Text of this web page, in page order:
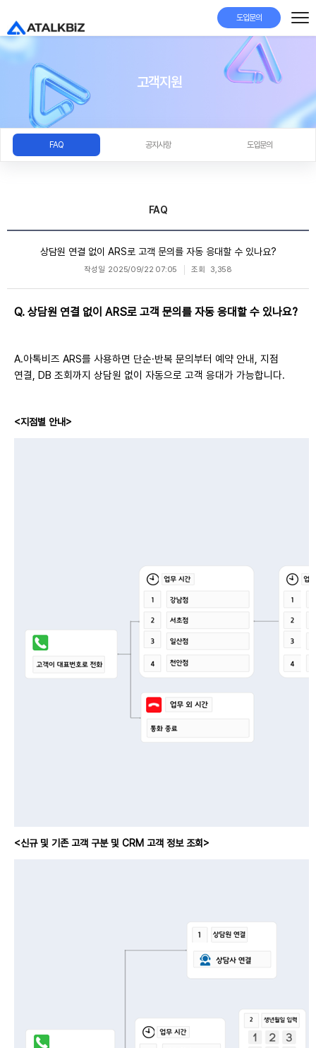
도입문의
고객지원
FAQ 공지사항 도입문의
FAQ
상담원 연결 없이 ARS로 고객 문의를 자동 응대할 수 있나요?
작성일 2025/09/22 07:05 조회 3,358
Q. 상담원 연결 없이 ARS로 고객 문의를 자동 응대할 수 있나요?
A.아톡비즈 ARS를 사용하면 단순·반복 문의부터 예약 안내, 지점
연결, DB 조회까지 상담원 없이 자동으로 고객 응대가 가능합니다.
<지점별 안내>
<신규 및 기존 고객 구분 및 CRM 고객 정보 조회>